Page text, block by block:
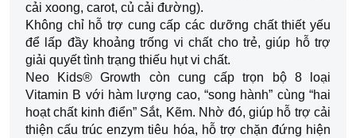
cải xoong, carot, củ cải đường).
Không chỉ hỗ trợ cung cấp các dưỡng chất thiết yếu
để lấp đầy khoảng trống vi chất cho trẻ, giúp hỗ trợ
giải quyết tình trạng thiếu hụt vi chất.
Neo Kids® Growth còn cung cấp trọn bộ 8 loại
Vitamin B với hàm lượng cao, “song hành” cùng “hai
hoạt chất kinh điển” Sắt, Kẽm. Nhờ đó, giúp hỗ trợ cải
thiện cấu trúc enzym tiêu hóa, hỗ trợ chặn đứng hiện